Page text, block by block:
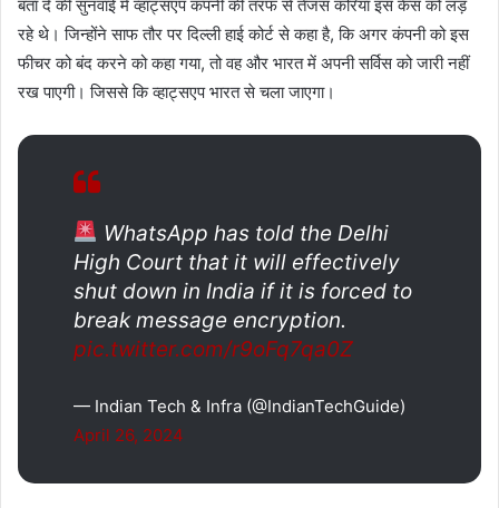
बता दे की सुनवाई में व्हाट्सएप कंपनी की तरफ से तेजस करिया इस केस को लड़
रहे थे। जिन्होंने साफ तौर पर दिल्ली हाई कोर्ट से कहा है, कि अगर कंपनी को इस
फीचर को बंद करने को कहा गया, तो वह और भारत में अपनी सर्विस को जारी नहीं
रख पाएगी। जिससे कि व्हाट्सएप भारत से चला जाएगा।
WhatsApp has told the Delhi
High Court that it will effectively
shut down in India if it is forced to
break message encryption.
pic.twitter.com/r9oFq7qa0Z
— Indian Tech & Infra (@IndianTechGuide)
April 26, 2024